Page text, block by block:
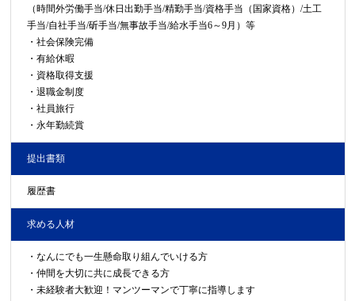
（時間外労働手当/休日出勤手当/精勤手当/資格手当（国家資格）/土工
手当/自社手当/斫手当/無事故手当/給水手当6～9月）等
・社会保険完備
・有給休暇
・資格取得支援
・退職金制度
・社員旅行
・永年勤続賞
提出書類
履歴書
求める人材
・なんにでも一生懸命取り組んでいける方
・仲間を大切に共に成長できる方
・未経験者大歓迎！マンツーマンで丁寧に指導します